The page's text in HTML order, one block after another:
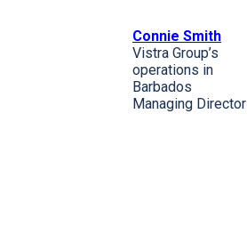
Connie Smith
Vistra Group’s
operations in
Barbados
Managing Director